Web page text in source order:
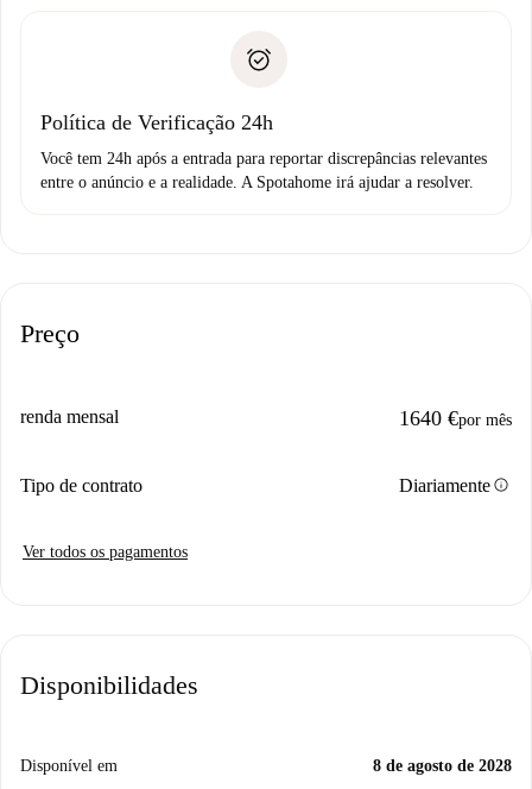
Débito direto bancário
não comunicar nenhum problema.
Política de Verificação 24h
Você tem 24h após a entrada para reportar discrepâncias relevantes
entre o anúncio e a realidade. A Spotahome irá ajudar a resolver.
Preço
renda mensal 1640 €por mês
Tipo de contrato Diariamenteinfo
Ver todos os pagamentos
Disponibilidades
Disponível em 8 de agosto de 2028